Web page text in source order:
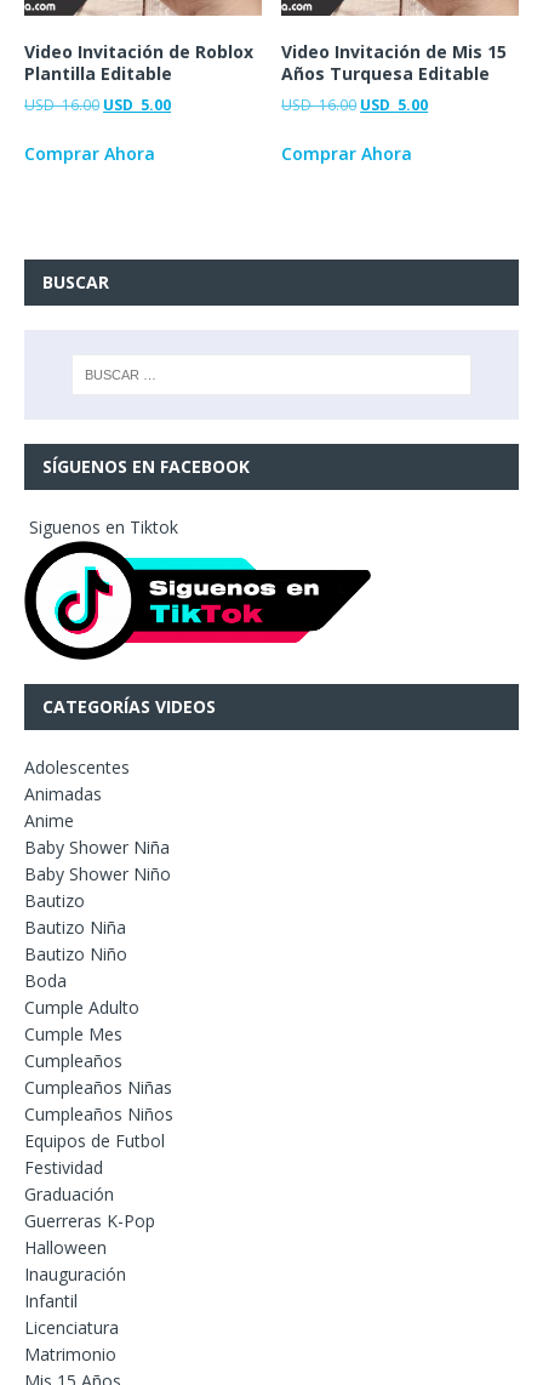
Video Invitación de Roblox
Plantilla Editable
USD16.00 USD 5.00
Comprar Ahora
Video Invitación de Mis 15
Años Turquesa Editable
USD16.00 USD 5.00
Comprar Ahora
BUSCAR
SÍGUENOS EN FACEBOOK
Siguenos en Tiktok
CATEGORÍAS VIDEOS
Adolescentes
Animadas
Anime
Baby Shower Niña
Baby Shower Niño
Bautizo
Bautizo Niña
Bautizo Niño
Boda
Cumple Adulto
Cumple Mes
Cumpleaños
Cumpleaños Niñas
Cumpleaños Niños
Equipos de Futbol
Festividad
Graduación
Guerreras K-Pop
Halloween
Inauguración
Infantil
Licenciatura
Matrimonio